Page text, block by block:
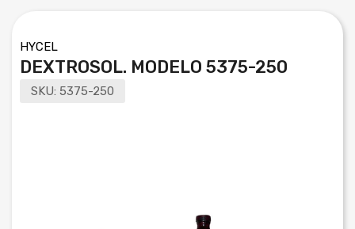
HYCEL
DEXTROSOL. MODELO 5375-250
SKU: 5375-250